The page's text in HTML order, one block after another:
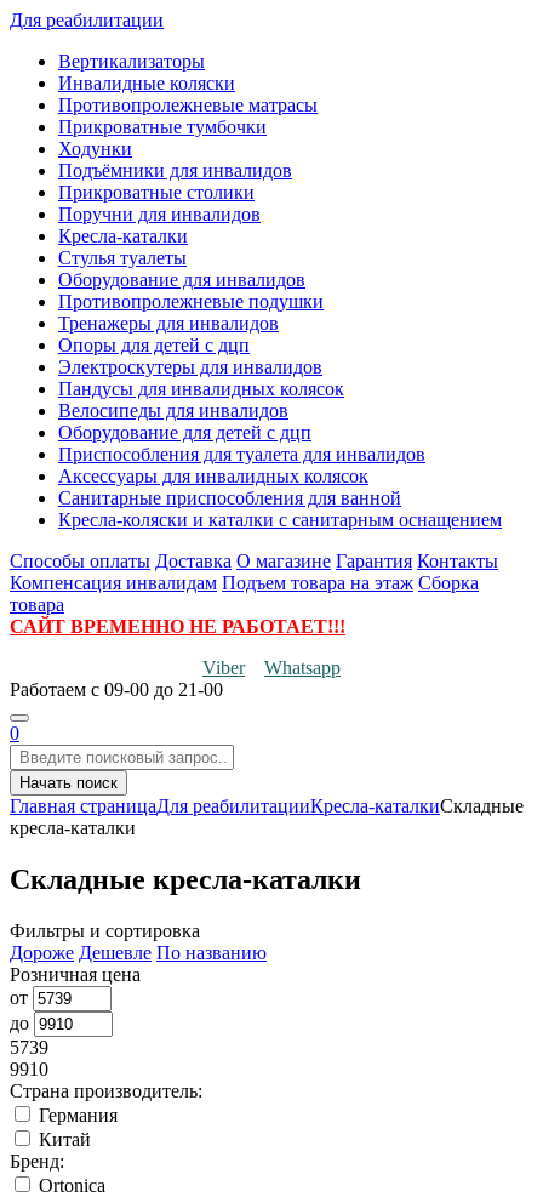
Для реабилитации
Вертикализаторы
Инвалидные коляски
Противопролежневые матрасы
Прикроватные тумбочки
Ходунки
Подъёмники для инвалидов
Прикроватные столики
Поручни для инвалидов
Кресла-каталки
Стулья туалеты
Оборудование для инвалидов
Противопролежневые подушки
Тренажеры для инвалидов
Опоры для детей с дцп
Электроскутеры для инвалидов
Пандусы для инвалидных колясок
Велосипеды для инвалидов
Оборудование для детей с дцп
Приспособления для туалета для инвалидов
Аксессуары для инвалидных колясок
Санитарные приспособления для ванной
Кресла-коляски и каталки с санитарным оснащением
Способы оплаты Доставка О магазине Гарантия Контакты
Компенсация инвалидам Подъем товара на этаж Сборка
товара
САЙТ ВРЕМЕННО НЕ РАБОТАЕТ!!!
Viber
Whatsapp
Работаем с 09-00 до 21-00
0
Начать поиск
Главная страницаДля реабилитацииКресла-каталкиСкладные
кресла-каталки
Складные кресла-каталки
Фильтры и сортировка
Дороже Дешевле По названию
Розничная цена
от
до
5739
9910
Страна производитель:
Германия
Китай
Бренд:
Ortonica